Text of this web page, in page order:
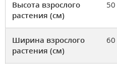
Высота взрослого
растения (см)
50
Ширина взрослого
растения (см)
60